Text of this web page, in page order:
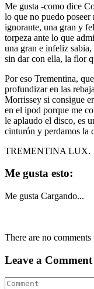
Me gusta -como dice
lo que no puedo poseer
ignorante, una gran y
torpeza ante lo que
una gran e infeliz
sin dar con ella, la flor
Por eso Trementina,
profundizar en las
Morrissey si consigue
en el ipod porque me
le aplaudo el disco, es
cinturón y perdamos la
TREMENTINA LUX.
Me gusta esto:
Me gusta Cargando...
There are no
Leave a Comment